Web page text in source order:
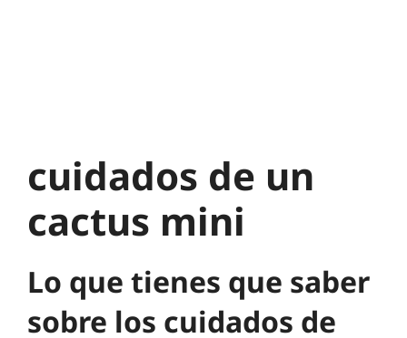
cuidados de un
cactus mini
Lo que tienes que saber
sobre los cuidados de